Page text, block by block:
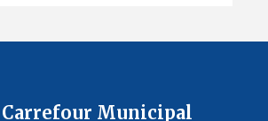
Municipal